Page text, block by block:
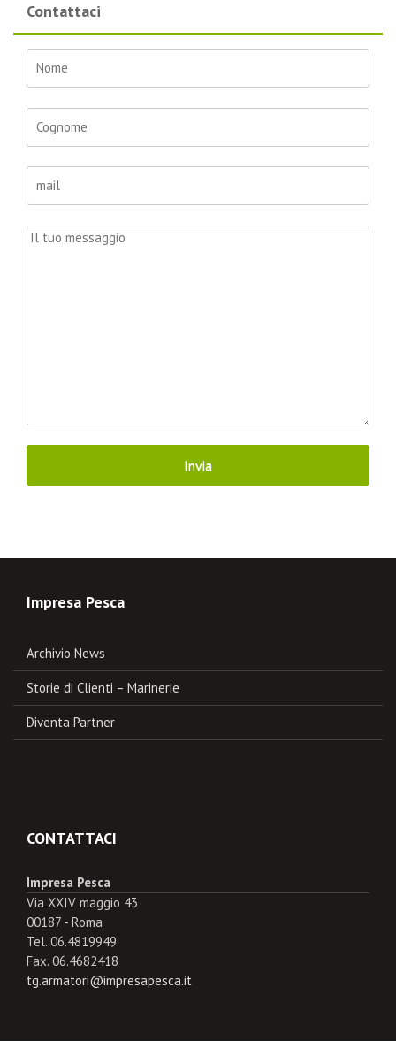
Contattaci
Impresa Pesca
Archivio News
Storie di Clienti – Marinerie
Diventa Partner
CONTATTACI
Impresa Pesca
Via XXIV maggio 43
00187 - Roma
Tel. 06.4819949
Fax. 06.4682418
tg.armatori@impresapesca.it